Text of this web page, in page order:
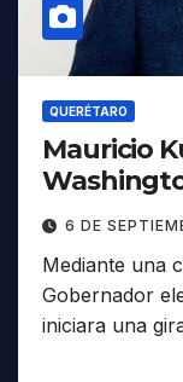
QUERÉTARO
Mauricio
6 DE
Mediante una
Gobernador
iniciara una